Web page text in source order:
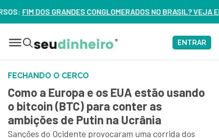
NO BRASIL? VEJA ERROS DE 3 DELES –
ENTRAR
FECHANDO O CERCO
Como a Europa e os EUA estão usando
o bitcoin (BTC) para conter as
ambições de Putin na Ucrânia
Sanções do Ocidente provocaram uma corrida dos